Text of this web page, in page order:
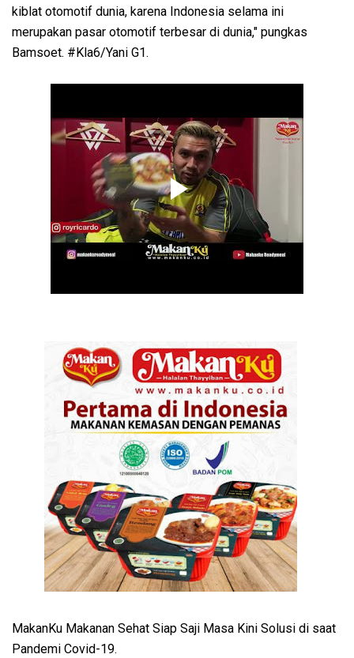
kiblat otomotif dunia, karena Indonesia selama ini
merupakan pasar otomotif terbesar di dunia," pungkas
Bamsoet. #Kla6/Yani G1.
MakanKu Makanan Sehat Siap Saji Masa Kini Solusi di saat
Pandemi Covid-19.